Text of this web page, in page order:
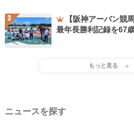
3
【阪神アーバン競
最年長勝利記録を67
もっと見る
ニュースを探す